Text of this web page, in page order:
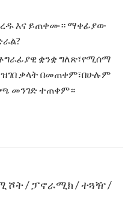
እና ይጠቀሙ። ማቀፊያው
ቋንቋ ግለጽ፣የሚሰማ
ቃላት በመጠቀም፣በሁሉም
መንገድ ተጠቀም።
ሾት / ፓኖራሚክ / ተጓዥ /